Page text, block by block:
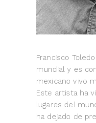
Francisco
mundial y es
mexicano vivo
Este artista ha
lugares del
ha dejado de